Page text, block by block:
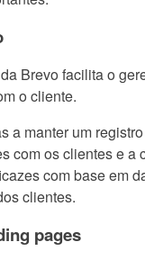
Brevo facilita o
o cliente.
a manter um
com os clientes e a
com base em
clientes.
pages